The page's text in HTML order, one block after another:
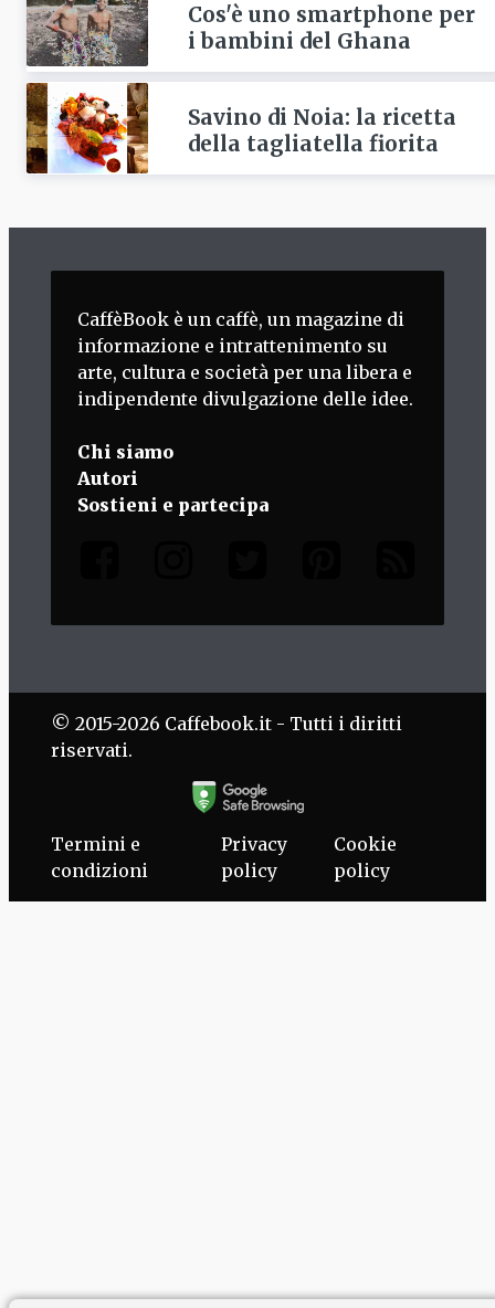
Cos'è uno smartphone per
i bambini del Ghana
Savino di Noia: la ricetta
della tagliatella fiorita
CaffèBook è un caffè, un magazine di
informazione e intrattenimento su
arte, cultura e società per una libera e
indipendente divulgazione delle idee.
Chi siamo
Autori
Sostieni e partecipa
© 2015-2026 Caffebook.it - Tutti i diritti
riservati.
Termini e
condizioni
Privacy
policy
Cookie
policy